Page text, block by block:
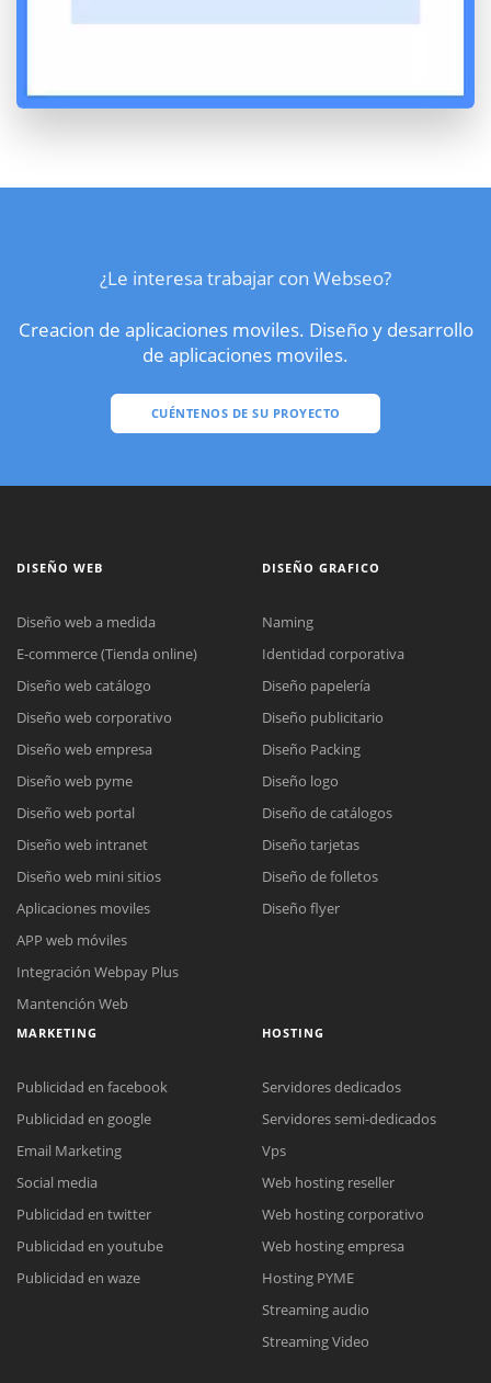
¿Le interesa trabajar con Webseo?
Creacion de aplicaciones moviles. Diseño y desarrollo
de aplicaciones moviles.
CUÉNTENOS DE SU PROYECTO
Reunión online
Nuestros ejecutivos le enviarán un correo electrónico con el enlace a
Meet para la reunión online.
Cotización
Todos nuestros ejecutivos están fuera de línea. Complete el formulario
DISEÑO WEB
Diseño web a medida
E-commerce (Tienda online)
Diseño web catálogo
Diseño web corporativo
Diseño web empresa
Diseño web pyme
Diseño web portal
Diseño web intranet
Diseño web mini sitios
Aplicaciones moviles
APP web móviles
Integración Webpay Plus
Mantención Web
DISEÑO GRAFICO
Naming
Identidad corporativa
Diseño papelería
Diseño publicitario
Diseño Packing
Diseño logo
Diseño de catálogos
Diseño tarjetas
Diseño de folletos
Diseño flyer
MARKETING
Publicidad en facebook
Publicidad en google
Email Marketing
Social media
Publicidad en twitter
Publicidad en youtube
Publicidad en waze
HOSTING
Servidores dedicados
Servidores semi-dedicados
Vps
Web hosting reseller
Web hosting corporativo
Web hosting empresa
Hosting PYME
Streaming audio
Streaming Video